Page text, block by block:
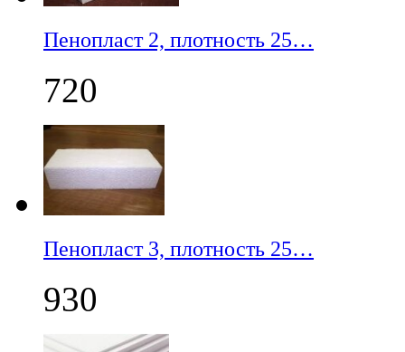
Пенопласт 2, плотность 25…
720
Пенопласт 3, плотность 25…
930